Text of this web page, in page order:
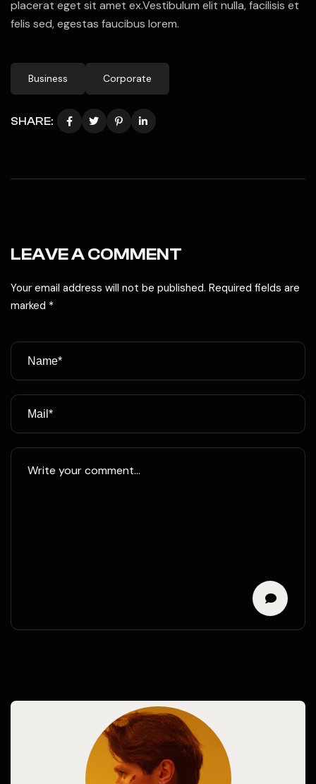
placerat eget sit amet ex.Vestibulum elit nulla, facilisis et
felis sed, egestas faucibus lorem.
Business Corporate
SHARE:
LEAVE A COMMENT
Your email address will not be published. Required fields are
marked *